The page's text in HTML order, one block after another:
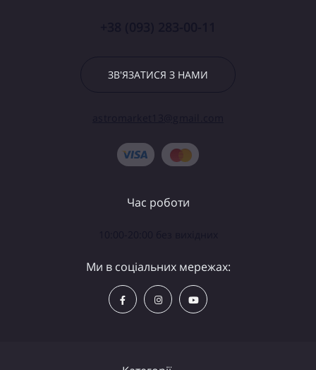
ЗВ'ЯЗАТИСЯ З НАМИ
Час роботи
Ми в соціальних мережах: